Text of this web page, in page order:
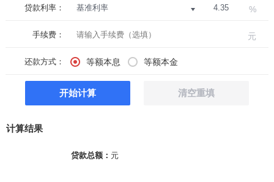
贷款利率： %
手续费： 元
还款方式： 等额本息 等额本金
计算结果
贷款总额： 元